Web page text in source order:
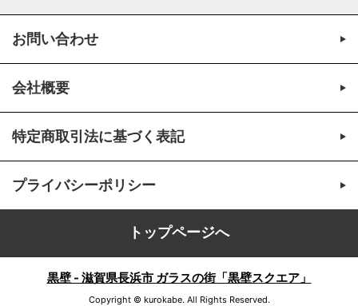
お問い合わせ
会社概要
特定商取引法に基づく表記
プライバシーポリシー
トップページへ
黒壁 - 滋賀県長浜市 ガラスの街「黒壁スクエア」
Copyright © kurokabe. All Rights Reserved.